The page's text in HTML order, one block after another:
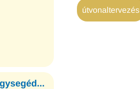
útvonaltervezés